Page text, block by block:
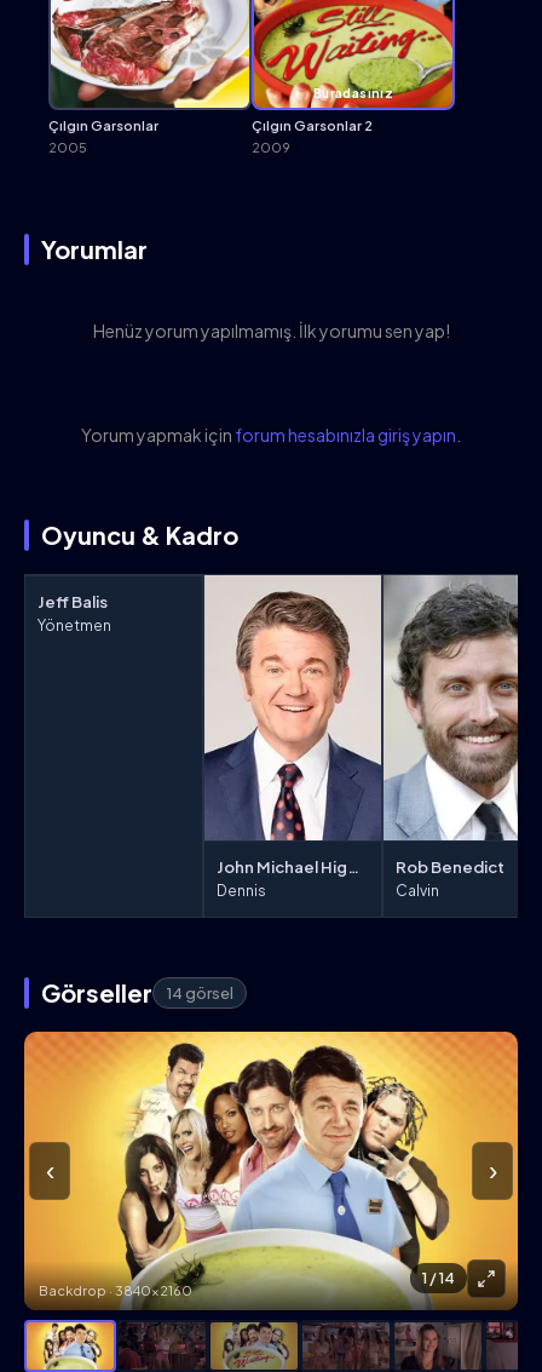
Çılgın Garsonlar
2005
Buradasınız
Çılgın Garsonlar 2
2009
Yorumlar
Henüz yorum yapılmamış. İlk yorumu sen yap!
Yorum yapmak için forum hesabınızla giriş yapın
Oyuncu & Kadro
Jeff Balis
Yönetmen
John Michael Higgins
Dennis
Rob Benedict
Calvin
Görseller 14 görsel
‹
Backdrop · 3840×2160
›
1 / 14